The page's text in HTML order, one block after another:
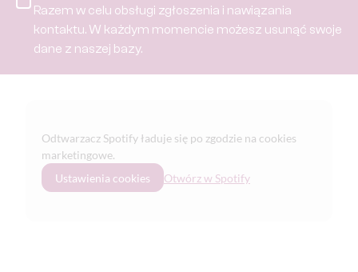
Razem w celu obsługi zgłoszenia i nawiązania
kontaktu. W każdym momencie możesz usunąć swoje
dane z naszej bazy.
Odtwarzacz Spotify ładuje się po zgodzie na cookies
marketingowe.
Ustawienia cookies
Otwórz w Spotify